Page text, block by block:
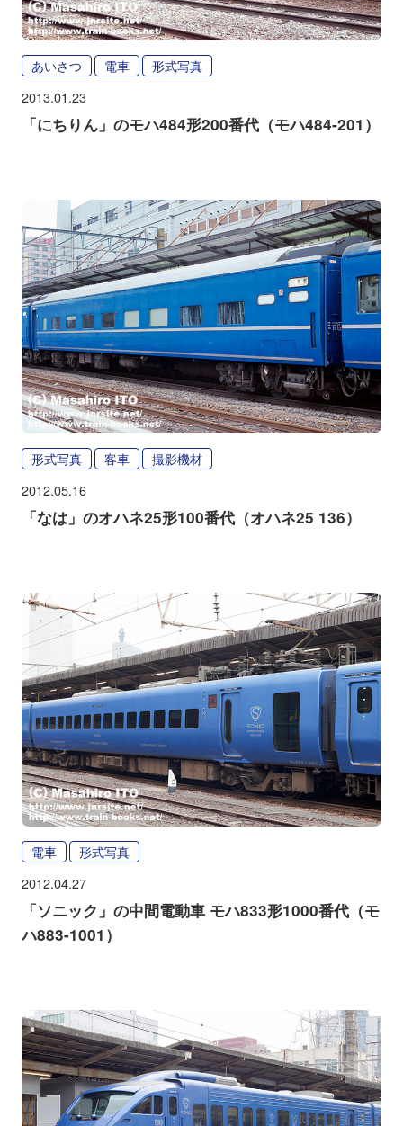
あいさつ 電車 形式写真
2013.01.23
「にちりん」のモハ484形200番代（モハ484-201）
形式写真 客車 撮影機材
2012.05.16
「なは」のオハネ25形100番代（オハネ25 136）
電車 形式写真
2012.04.27
「ソニック」の中間電動車 モハ833形1000番代（モ
ハ883-1001）